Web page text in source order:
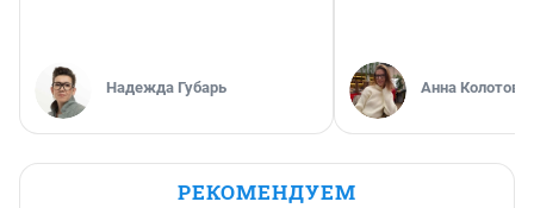
Надежда Губарь Анна Колотова
РЕКОМЕНДУЕМ